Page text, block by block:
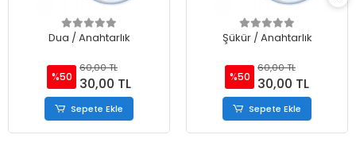
Dua / Anahtarlık
%50
60,00 TL
30,00 TL
Sepete Ekle
Şükür / Anahtarlık
%50
60,00 TL
30,00 TL
Sepete Ekle